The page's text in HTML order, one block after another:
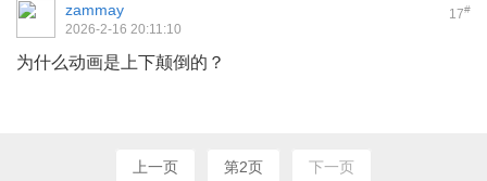
17#
zammay
2026-2-16 20:11:10
为什么动画是上下颠倒的？
上一页 第2页 下一页